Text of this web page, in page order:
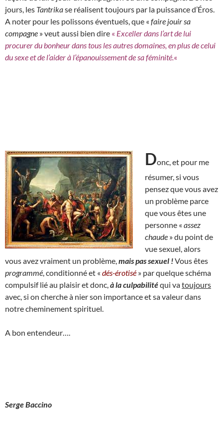
jours, les Tantrikase réalisent toujours par la puissance d’Éros.
A noter pour les polissons éventuels, que « faire jouir sa
compagne » veut aussi bien dire « Exceller dans l’art de lui
procurer du bonheur dans tous les autres domaines, en plus de celui
du sexe et de l’aider à l’épanouissement de sa féminité. «
Donc, et pour me
résumer, si vous
pensez que vous avez
un problème parce
que vous êtes une
personne « assez
chaude » du point de
vue sexuel, alors
vous avez vraiment un problème, mais pas sexuel !Vous êtes
programmé , conditionné et « dés-érotisé » par quelque schéma
compulsif lié au plaisir et donc, à la culpabilitéqui vatoujours
avec, si on cherche à nier son importance et sa valeur dans
notre cheminement spirituel.
A bon entendeur….
Serge Baccino